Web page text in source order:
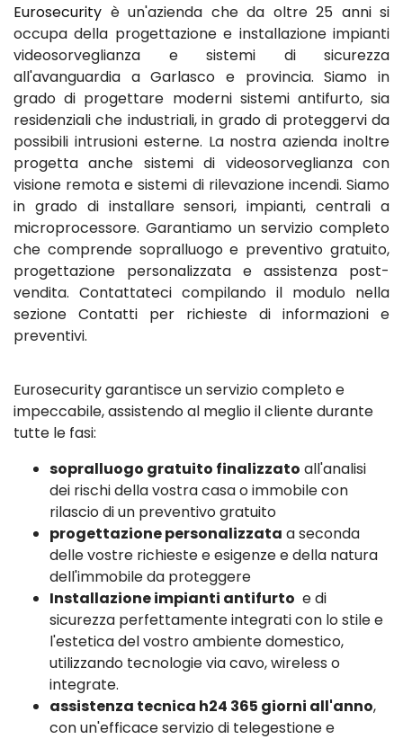
Eurosecurity è un'azienda che da oltre 25 anni si
occupa della progettazione e installazione impianti
videosorveglianza e sistemi di sicurezza
all'avanguardia a Garlasco e provincia. Siamo in
grado di progettare moderni sistemi antifurto, sia
residenziali che industriali, in grado di proteggervi da
possibili intrusioni esterne. La nostra azienda inoltre
progetta anche sistemi di videosorveglianza con
visione remota e sistemi di rilevazione incendi. Siamo
in grado di installare sensori, impianti, centrali a
microprocessore. Garantiamo un servizio completo
che comprende sopralluogo e preventivo gratuito,
progettazione personalizzata e assistenza post-
vendita. Contattateci compilando il modulo nella
sezione Contatti per richieste di informazioni e
preventivi.
Eurosecurity garantisce un servizio completo e
impeccabile, assistendo al meglio il cliente durante
tutte le fasi:
sopralluogo gratuito finalizzato all'analisi
dei rischi della vostra casa o immobile con
rilascio di un preventivo gratuito
progettazione personalizzata a seconda
delle vostre richieste e esigenze e della natura
dell'immobile da proteggere
Installazione impianti antifurto e di
sicurezza perfettamente integrati con lo stile e
l'estetica del vostro ambiente domestico,
utilizzando tecnologie via cavo, wireless o
integrate.
assistenza tecnica h24 365 giorni all'anno,
con un'efficace servizio di telegestione e